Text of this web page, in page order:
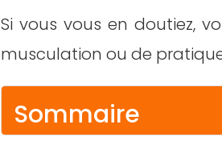
Si vous vous en doutiez,
musculation ou de
Sommaire